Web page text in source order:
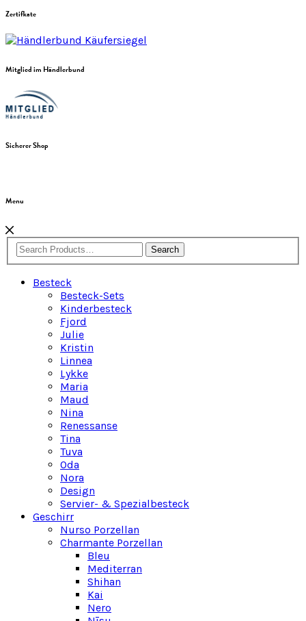
Zertifkate
Mitglied im Händlerbund
Sicherer Shop
Menu
Search
Besteck
Besteck-Sets
Kinderbesteck
Fjord
Julie
Kristin
Linnea
Lykke
Maria
Maud
Nina
Renessanse
Tina
Tuva
Oda
Nora
Design
Servier- & Spezialbesteck
Geschirr
Nurso Porzellan
Charmante Porzellan
Bleu
Mediterran
Shihan
Kai
Nero